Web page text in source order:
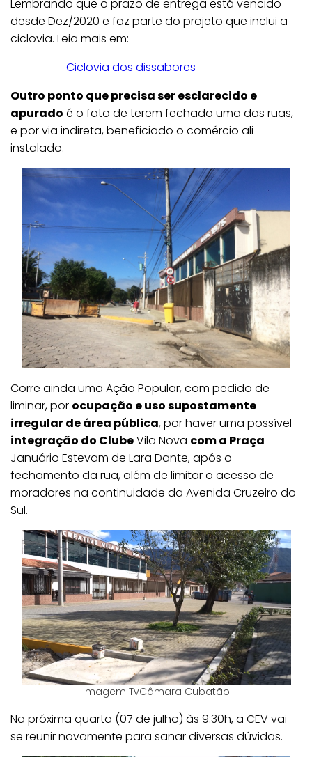
Lembrando que o prazo de entrega está vencido
desde Dez/2020 e faz parte do projeto que inclui a
ciclovia. Leia mais em:
Ciclovia dos dissabores
Outro ponto que precisa ser esclarecido e
apurado é o fato de terem fechado uma das ruas,
e por via indireta, beneficiado o comércio ali
instalado.
Corre ainda uma Ação Popular, com pedido de
liminar, por ocupação e uso supostamente
irregular de área pública, por haver uma possível
integração do ClubeVila Nova com a Praça
Januário Estevam de Lara Dante, após o
fechamento da rua, além de limitar o acesso de
moradores na continuidade da Avenida Cruzeiro do
Sul.
Imagem TvCâmara Cubatão
Na próxima quarta (07 de julho) às 9:30h, a CEV vai
se reunir novamente para sanar diversas dúvidas.